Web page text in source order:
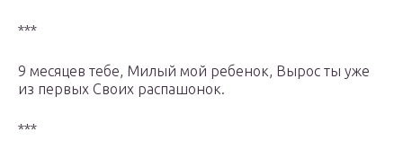
***
9 месяцев тебе, Милый мой ребенок, Вырос ты уже
из первых Своих распашонок.
***